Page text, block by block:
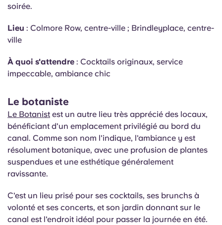
soirée.
Lieu : Colmore Row, centre-ville ; Brindleyplace, centre-
ville
À quoi s'attendre : Cocktails originaux, service
impeccable, ambiance chic
Le botaniste
Le Botanist est un autre lieu très apprécié des locaux,
bénéficiant d'un emplacement privilégié au bord du
canal. Comme son nom l'indique, l'ambiance y est
résolument botanique, avec une profusion de plantes
suspendues et une esthétique généralement
ravissante.
C'est un lieu prisé pour ses cocktails, ses brunchs à
volonté et ses concerts, et son jardin donnant sur le
canal est l'endroit idéal pour passer la journée en été.